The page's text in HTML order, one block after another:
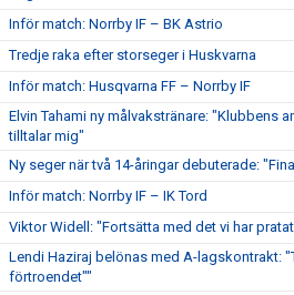
Inför match: Norrby IF – BK Astrio
Tredje raka efter storseger i Huskvarna
Inför match: Husqvarna FF – Norrby IF
Elvin Tahami ny målvakstränare: "Klubbens
tilltalar mig"
Ny seger när två 14-åringar debuterade:
Inför match: Norrby IF – IK Tord
Viktor Widell: "Fortsätta med det vi har
Lendi Haziraj belönas med A-lagskontrakt:
förtroendet""